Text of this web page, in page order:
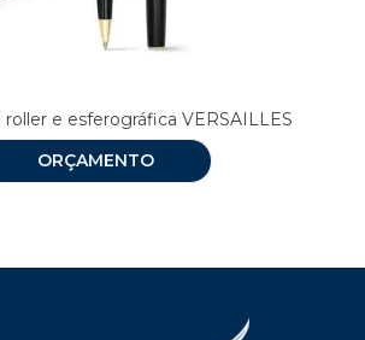
e esferográfica VERSAILLES
ORÇAMENTO